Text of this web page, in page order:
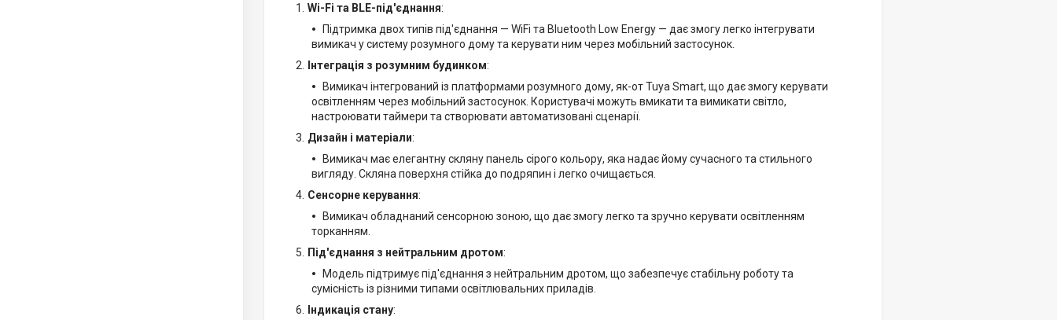
Wi-Fi та BLE-під'єднання:
Підтримка двох типів під'єднання — WiFi та Bluetooth Low Energy — дає змогу легко інтегрувати
вимикач у систему розумного дому та керувати ним через мобільний застосунок.
Інтеграція з розумним будинком:
Вимикач інтегрований із платформами розумного дому, як-от Tuya Smart, що дає змогу керувати
освітленням через мобільний застосунок. Користувачі можуть вмикати та вимикати світло,
настроювати таймери та створювати автоматизовані сценарії.
Дизайн і матеріали:
Вимикач має елегантну скляну панель сірого кольору, яка надає йому сучасного та стильного
вигляду. Скляна поверхня стійка до подряпин і легко очищається.
Сенсорне керування:
Вимикач обладнаний сенсорною зоною, що дає змогу легко та зручно керувати освітленням
торканням.
Під'єднання з нейтральним дротом:
Модель підтримує під'єднання з нейтральним дротом, що забезпечує стабільну роботу та
сумісність із різними типами освітлювальних приладів.
Індикація стану: